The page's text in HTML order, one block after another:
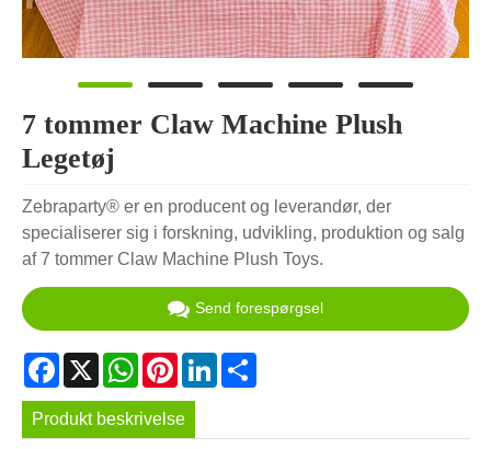
7 tommer Claw Machine Plush
Legetøj
Zebraparty® er en producent og leverandør, der
specialiserer sig i forskning, udvikling, produktion og salg
af 7 tommer Claw Machine Plush Toys.
Send forespørgsel
Facebook
X WhatsApp
PinterestLinkedIn
Produkt beskrivelse